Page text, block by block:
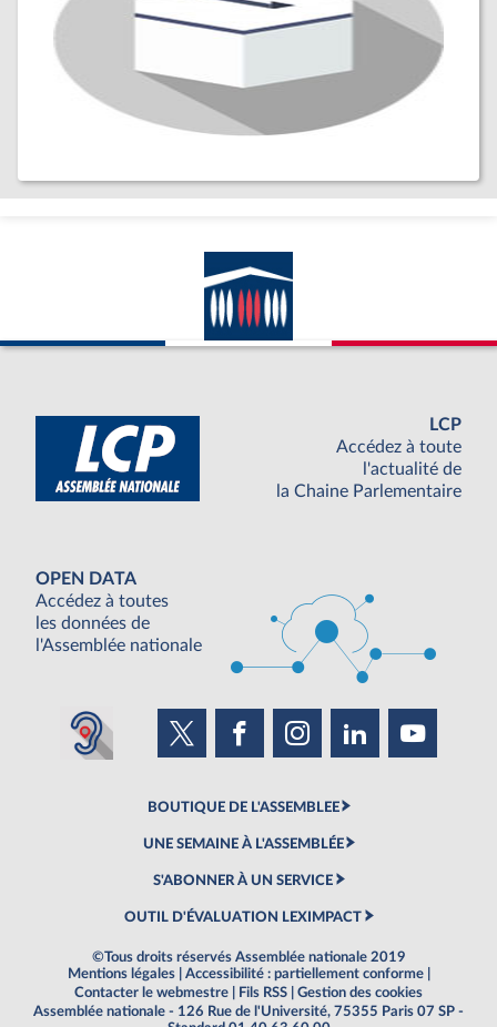
LCP
Accédez à toute
l'actualité de
la Chaine Parlementaire
OPEN DATA
Accédez à toutes
les données de
l'Assemblée nationale
BOUTIQUE DE L'ASSEMBLEE
UNE SEMAINE À L'ASSEMBLÉE
S'ABONNER À UN SERVICE
OUTIL D'ÉVALUATION LEXIMPACT
©Tous droits réservés Assemblée nationale 2019
Mentions légales
Accessibilité : partiellement conforme
Contacter le webmestre
Fils RSS
Gestion des cookies
Assemblée nationale - 126 Rue de l'Université, 75355 Paris 07 SP -